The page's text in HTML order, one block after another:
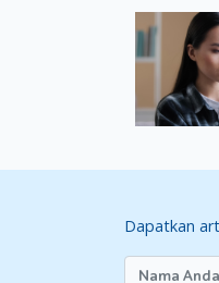
Babymoon
terutama
1.
Sebelum
cuti yang
bawah ini:
Dapatkan